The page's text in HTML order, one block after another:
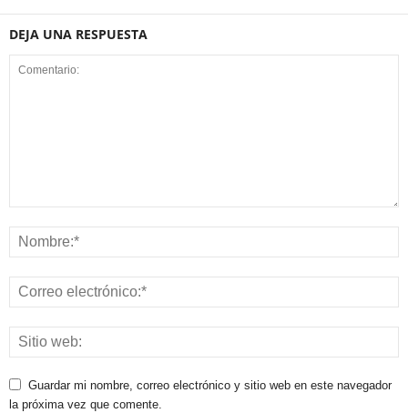
DEJA UNA RESPUESTA
Guardar mi nombre, correo electrónico y sitio web en este navegador
la próxima vez que comente.